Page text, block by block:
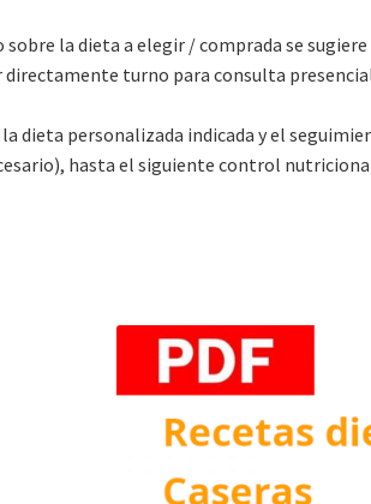
sobre la dieta a elegir / comprada se
directamente turno para consulta
dieta personalizada indicada y el
hasta el siguiente control